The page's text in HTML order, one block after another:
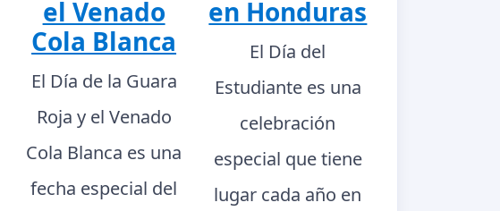
el Venado
Cola Blanca
El Día de la Guara
Roja y el Venado
Cola Blanca es una
fecha especial del
en Honduras
El Día del
Estudiante es una
celebración
especial que tiene
lugar cada año en